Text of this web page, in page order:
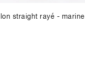
straight rayé - marine